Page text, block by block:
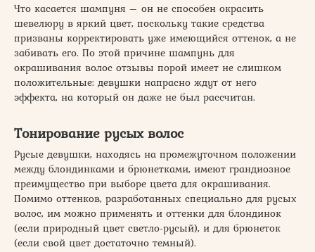
Что касается шампуня – он не способен окрасить
шевелюру в яркий цвет, поскольку такие средства
призваны корректировать уже имеющийся оттенок, а не
забивать его. По этой причине шампунь для
окрашивания волос отзывы порой имеет не слишком
положительные: девушки напрасно ждут от него
эффекта, на который он даже не был рассчитан.
Тонирование русых волос
Русые девушки, находясь на промежуточном положении
между блондинками и брюнетками, имеют грандиозное
преимущество при выборе цвета для окрашивания.
Помимо оттенков, разработанных специально для русых
волос, им можно применять и оттенки для блондинок
(если природный цвет светло-русый), и для брюнеток
(если свой цвет достаточно темный).